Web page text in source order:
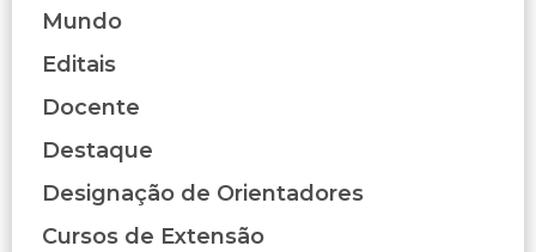
Mundo
Editais
Docente
Destaque
Designação de Orientadores
Cursos de Extensão